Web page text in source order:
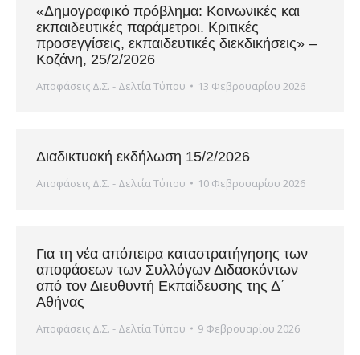
«Δημογραφικό πρόβλημα: Κοινωνικές και
εκπαιδευτικές παράμετροι. Κριτικές
προσεγγίσεις, εκπαιδευτικές διεκδικήσεις» –
Κοζάνη, 25/2/2026
Αποφάσεις Δ.Σ. - Δελτία Τύπου 13 Φεβρουαρίου 2026
Διαδικτυακή εκδήλωση 15/2/2026
Αποφάσεις Δ.Σ. - Δελτία Τύπου 10 Φεβρουαρίου 2026
Για τη νέα απόπειρα καταστρατήγησης των
αποφάσεων των Συλλόγων Διδασκόντων
από τον Διευθυντή Εκπαίδευσης της Δ΄
Αθήνας
Αποφάσεις Δ.Σ. - Δελτία Τύπου 9 Φεβρουαρίου 2026